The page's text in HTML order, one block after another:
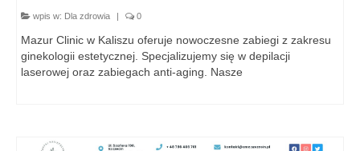
wpis w: Dla zdrowia | 0
Mazur Clinic w Kaliszu oferuje nowoczesne zabiegi z zakresu
ginekologii estetycznej. Specjalizujemy się w depilacji
laserowej oraz zabiegach anti-aging. Nasze